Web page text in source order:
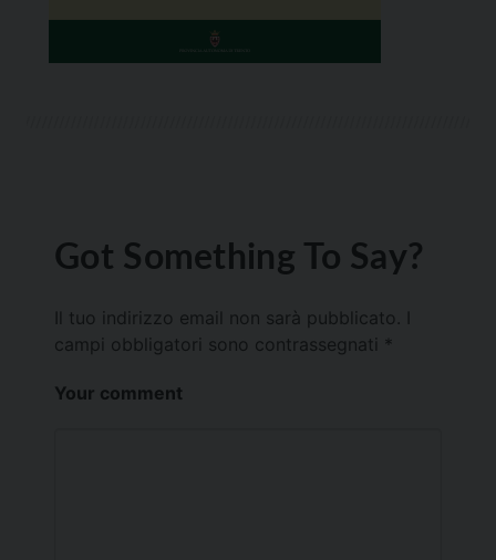
Got Something To Say?
Il tuo indirizzo email non sarà pubblicato.
campi obbligatori sono contrassegnati *
Your comment